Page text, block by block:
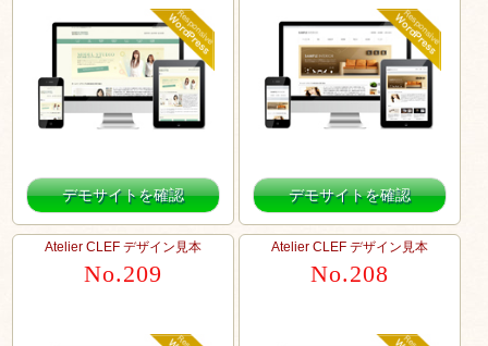
デモサイトを確認 デモサイトを確認
Atelier CLEF デザイン見本
No.209
Atelier CLEF デザイン見本
No.208